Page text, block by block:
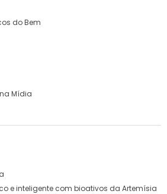
do Bem
Mídia
e inteligente com bioativos da Artemísia